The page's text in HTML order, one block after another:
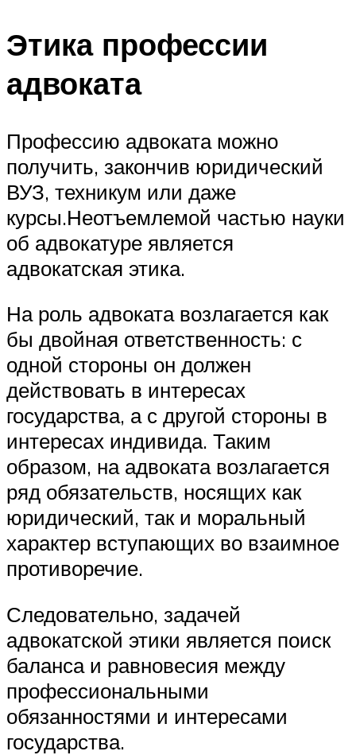
Этика профессии
адвоката
Профессию адвоката можно
получить, закончив юридический
ВУЗ, техникум или даже
курсы.Неотъемлемой частью науки
об адвокатуре является
адвокатская этика.
На роль адвоката возлагается как
бы двойная ответственность: с
одной стороны он должен
действовать в интересах
государства, а с другой стороны в
интересах индивида. Таким
образом, на адвоката возлагается
ряд обязательств, носящих как
юридический, так и моральный
характер вступающих во взаимное
противоречие.
Следовательно, задачей
адвокатской этики является поиск
баланса и равновесия между
профессиональными
обязанностями и интересами
государства.